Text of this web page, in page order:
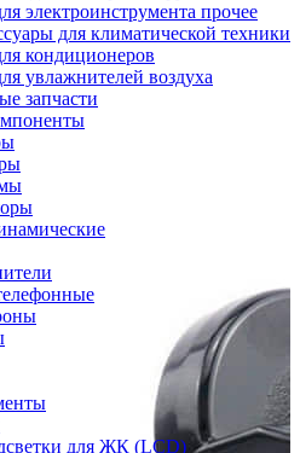
электроинструмента прочее
для климатической техники
кондиционеров
увлажнителей воздуха
запчасти
для ЖК (LCD)